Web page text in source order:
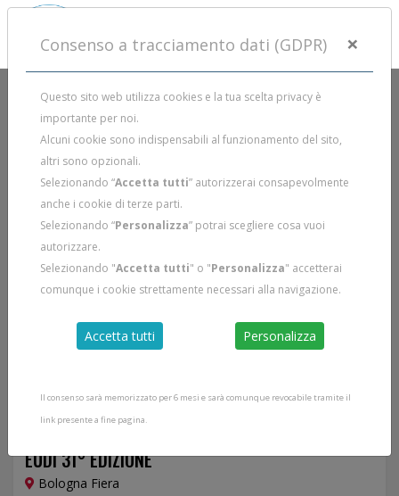
EUDI 31° EDIZIONE
Bologna Fiera
Consenso a tracciamento dati (GDPR) ×
Questo sito web utilizza cookies e la tua scelta privacy è
importante per noi.
Alcuni cookie sono indispensabili al funzionamento del sito,
altri sono opzionali.
Selezionando “Accetta tutti” autorizzerai consapevolmente
anche i cookie di terze parti.
Selezionando “Personalizza” potrai scegliere cosa vuoi
autorizzare.
Selezionando "Accetta tutti" o "Personalizza" accetterai
comunque i cookie strettamente necessari alla navigazione.
Accetta tutti Personalizza
Il consenso sarà memorizzato per 6 mesi e sarà comunque revocabile tramite il
link presente a fine pagina.